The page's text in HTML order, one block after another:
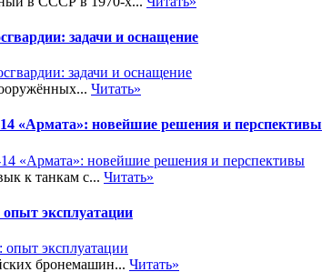
задачи и оснащение
Читать»
«Армата»: новейшие решения и перспективы
к танкам с... Читать»
эксплуатации
бронемашин... Читать»